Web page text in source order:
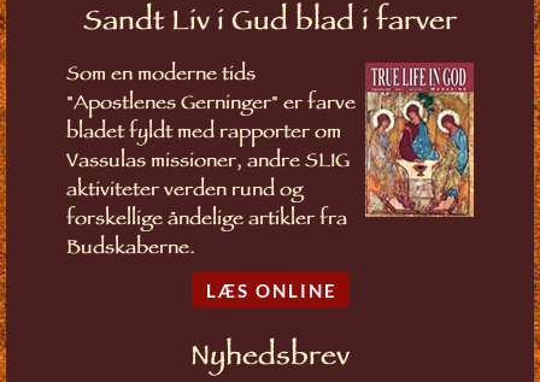
Sandt Liv i Gud blad i farver
Som en moderne tids
"Apostlenes Gerninger" er farve
bladet fyldt med rapporter om
Vassulas missioner, andre SLIG
aktiviteter verden rund og
forskellige åndelige artikler fra
Budskaberne.
LÆS ONLINE
Nyhedsbrev